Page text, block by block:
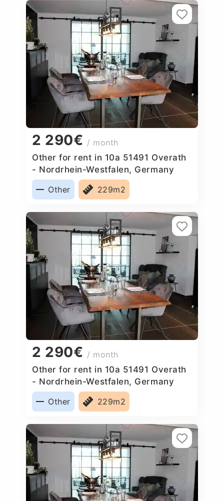
2 290€ / month
Other for rent in 10a 51491 Overath
- Nordrhein-Westfalen, Germany
Other
229m2
2 290€ / month
Other for rent in 10a 51491 Overath
- Nordrhein-Westfalen, Germany
Other
229m2